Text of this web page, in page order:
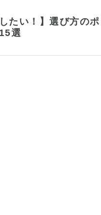
たい！】選び方のポ
選